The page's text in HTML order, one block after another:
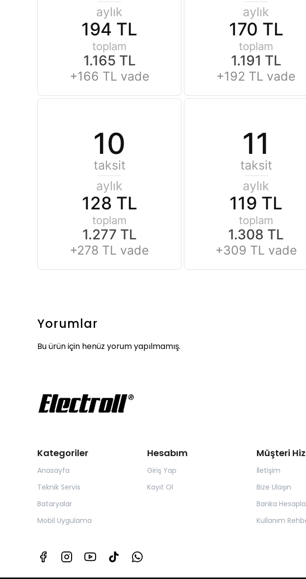
aylık
194 TL
toplam
1.165 TL
+166 TL vade
aylık
170 TL
toplam
1.191 TL
+192 TL vade
10
taksit
aylık
128 TL
toplam
1.277 TL
+278 TL vade
11
taksit
aylık
119 TL
toplam
1.308 TL
+309 TL vade
Yorumlar
Bu ürün için henüz yorum yapılmamış.
Kategoriler
Anasayfa
Teknik Servis
Bataryalar
Mobil Uygulama
Hesabım
Giriş Yap
Kayıt Ol
Müşteri
İletişim
Bize Ulaşın
Banka
Kullanım